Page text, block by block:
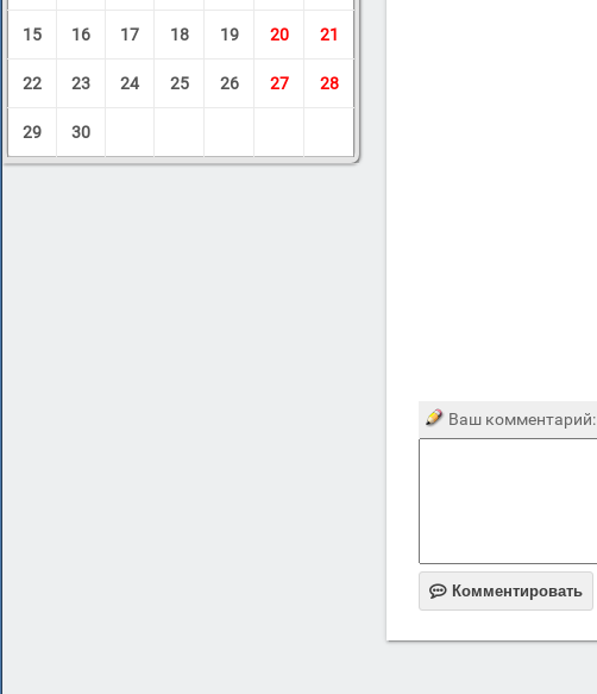
15 16 17 18 19 20 21
22 23 24 25 26 27 28
29 30
Ваш комментарий:
 Комментировать